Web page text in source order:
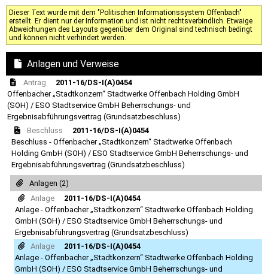
Dieser Text wurde mit dem "Politischen Informationssystem Offenbach"
erstellt. Er dient nur der Information und ist nicht rechtsverbindlich. Etwaige
Abweichungen des Layouts gegenüber dem Original sind technisch bedingt
und können nicht verhindert werden.
Anlagen und Verweise
Antrag
2011-16/DS-I(A)0454
Offenbacher „Stadtkonzern“ Stadtwerke Offenbach Holding GmbH
(SOH) / ESO Stadtservice GmbH Beherrschungs- und
Ergebnisabführungsvertrag (Grundsatzbeschluss)
Beschluss
2011-16/DS-I(A)0454
Beschluss - Offenbacher „Stadtkonzern“ Stadtwerke Offenbach
Holding GmbH (SOH) / ESO Stadtservice GmbH Beherrschungs- und
Ergebnisabführungsvertrag (Grundsatzbeschluss)
Anlagen (2)
Anlage
2011-16/DS-I(A)0454
Anlage - Offenbacher „Stadtkonzern“ Stadtwerke Offenbach Holding
GmbH (SOH) / ESO Stadtservice GmbH Beherrschungs- und
Ergebnisabführungsvertrag (Grundsatzbeschluss)
Anlage
2011-16/DS-I(A)0454
Anlage - Offenbacher „Stadtkonzern“ Stadtwerke Offenbach Holding
GmbH (SOH) / ESO Stadtservice GmbH Beherrschungs- und